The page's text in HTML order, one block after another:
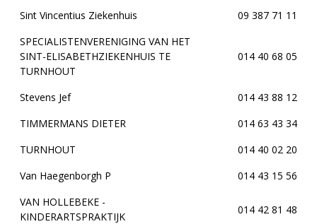
Sint Vincentius Ziekenhuis
09 387 71 11
SPECIALISTENVERENIGING VAN HET
SINT-ELISABETHZIEKENHUIS TE
TURNHOUT
014 40 68 05
Stevens Jef
014 43 88 12
TIMMERMANS DIETER
014 63 43 34
TURNHOUT
014 40 02 20
Van Haegenborgh P
014 43 15 56
VAN HOLLEBEKE -
KINDERARTSPRAKTIJK
014 42 81 48